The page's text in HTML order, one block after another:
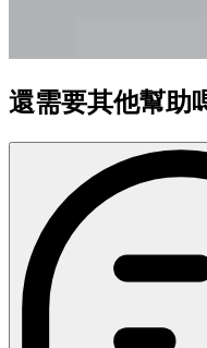
還需要其他幫助